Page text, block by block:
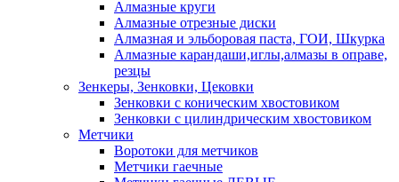
Алмазные круги
Алмазные отрезные диски
Алмазная и эльборовая паста, ГОИ, Шкурка
Алмазные карандаши,иглы,алмазы в оправе,
резцы
Зенкеры, Зенковки, Цековки
Зенковки с коническим хвостовиком
Зенковки с цилиндрическим хвостовиком
Метчики
Воротоки для метчиков
Метчики гаечные